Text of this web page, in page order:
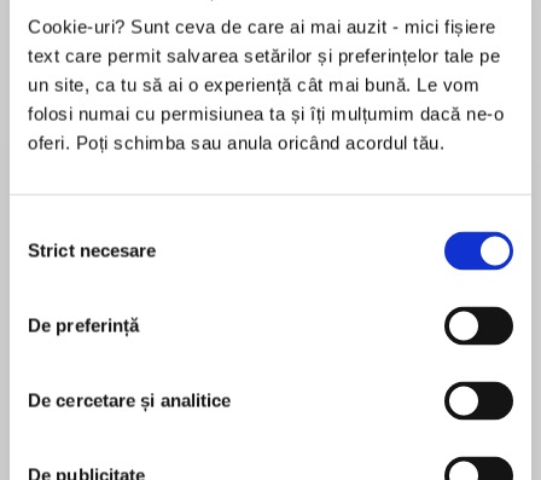
Cookie-uri? Sunt ceva de care ai mai auzit - mici fișiere
text care permit salvarea setărilor și preferințelor tale pe
un site, ca tu să ai o experiență cât mai bună. Le vom
folosi numai cu permisiunea ta și îți mulțumim dacă ne-o
oferi. Poți schimba sau anula oricând acordul tău.
consimțământului
Strict necesare
De preferință
De cercetare și analitice
De publicitate
Desprecarte
Presentamos la biblioteca Martin Luther King Jr.
Una hermosa edición coleccionable del
legendario discurso del Dr. Martin Luther King Jr
archivos del Dr. King publicados exclusivamente
Martin Luther King Jr. se presentó ante miles de
estadounidenses que se habían reunido en el
pentru această carte
leader and recipient of the Nobel Prize for Peace,